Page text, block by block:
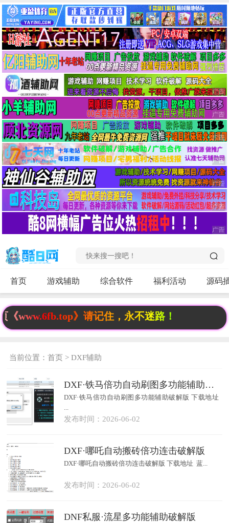
首页 游戏辅助 综合软件 福利活动 源码
www.6fb.top》请记住，永不迷路！
当前位置：首页 >DXF辅助
DXF·铁马倍功自动刷图多功能辅助破解版
DXF·铁马倍功自动刷图多功能辅助破解版 下载地址
...
发布时间：2026-06-02
DXF·哪吒自动搬砖倍功连击破解版
DXF·哪吒自动搬砖倍功连击破解版 下载地址 蓝...
发布时间：2026-06-02
DNF私服·流星多功能辅助破解版